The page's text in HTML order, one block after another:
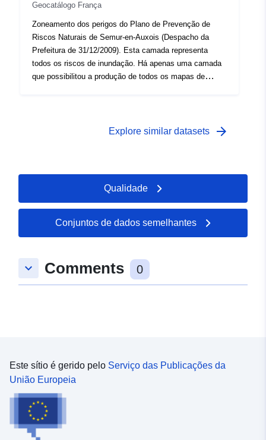
todos os mapas de perigo PPRN.
Geocatálogo França
Zoneamento dos perigos do Plano de Prevenção de
Riscos Naturais de Semur-en-Auxois (Despacho da
Prefeitura de 31/12/2009). Esta camada representa
todos os riscos de inundação. Há apenas uma camada
que possibilitou a produção de todos os mapas de
Explore similar datasets arrow_forward
Qualidade
Conjuntos de dados semelhantes
keyboard_arrow_down Comments 0
Este sítio é gerido pelo Serviço das Publicações da
União Europeia